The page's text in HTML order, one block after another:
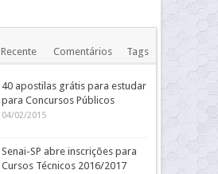
Recente Comentários Tags
40 apostilas grátis para estudar
para Concursos Públicos
04/02/2015
Senai-SP abre inscrições para
Cursos Técnicos 2016/2017